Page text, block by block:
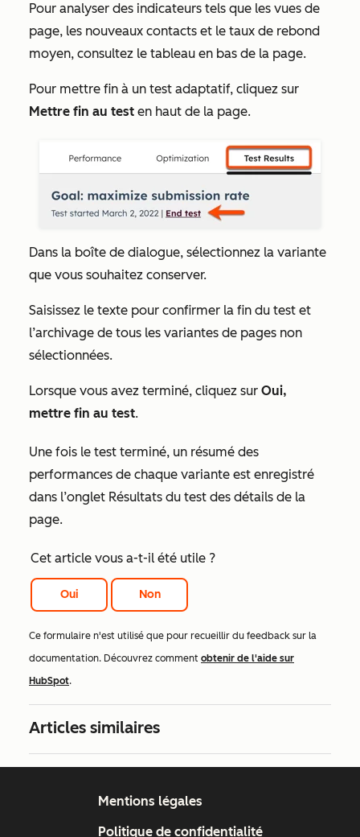
Pour analyser des indicateurs tels que les vues de
page, les nouveaux contacts et le taux de rebond
moyen, consultez le tableau en bas de la page.
Pour mettre fin à un test adaptatif, cliquez sur
Mettre fin au test en haut de la page.
Dans la boîte de dialogue, sélectionnez la variante
que vous souhaitez conserver.
Saisissez le texte pour confirmer la fin du test et
l’archivage de tous les variantes de pages non
sélectionnées.
Lorsque vous avez terminé, cliquez sur Oui,
mettre fin au test.
Une fois le test terminé, un résumé des
performances de chaque variante est enregistré
dans l’onglet Résultats du test des détails de la
page.
Cet article vous a-t-il été utile ?
Oui Non
Ce formulaire n'est utilisé que pour recueillir du feedback sur la
documentation. Découvrez comment obtenir de l'aide sur
HubSpot.
Articles similaires
Mentions légales
Politique de confidentialité